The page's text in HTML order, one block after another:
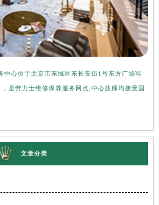
中心位于北京市东城区东长安街1号东方广场写
是劳力士维修保养服务网点,中心技师均接受国
文章分类